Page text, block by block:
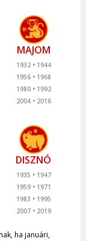
MAJOM
1932
1944
1956
1968
1980
1992
2004
2016
DISZNÓ
1935
1947
1959
1971
1983
1995
2007
2019
ha januári,